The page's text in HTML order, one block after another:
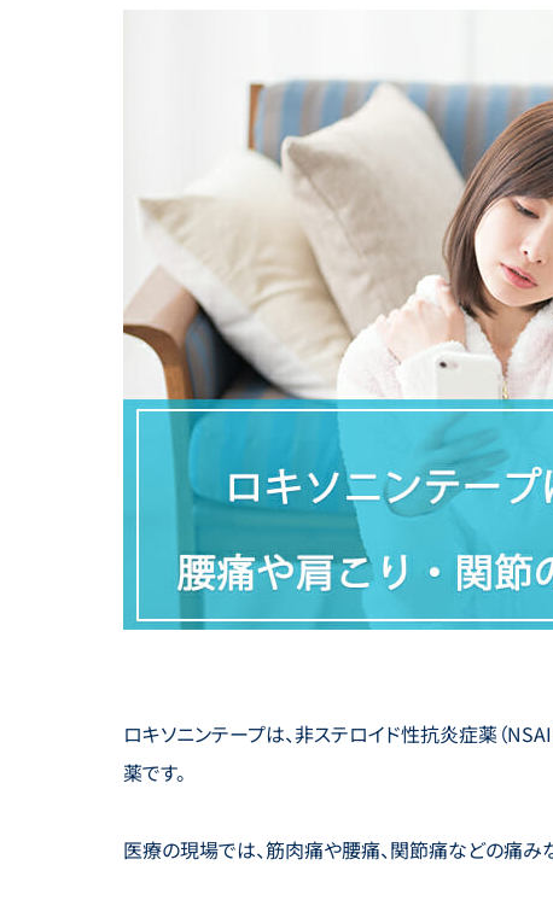
ロキソニンテープは、非ステロイド性抗炎症薬（
薬です。
医療の現場では、筋肉痛や腰痛、関節痛などの痛み